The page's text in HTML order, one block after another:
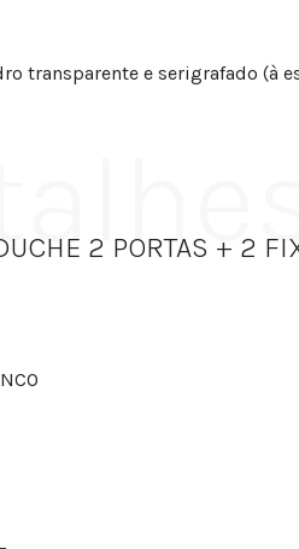
transparente e serigrafado (à
2 PORTAS + 2